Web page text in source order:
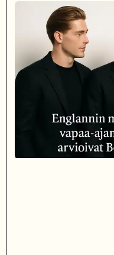
Sauli Niinistö ja
päätöskonsertista
Mika Poutala
Onko Britannialla sokea